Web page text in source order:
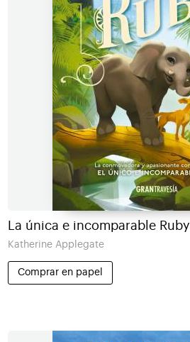
La única e incomparable Ruby
Katherine Applegate
Comprar en papel